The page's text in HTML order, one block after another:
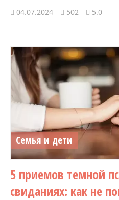
04.07.2024 502 5.0
Семья и дети
5 приемов темной
свиданиях: как не